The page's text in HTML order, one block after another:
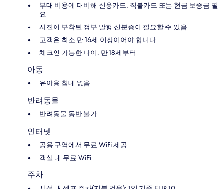
부대 비용에 대비해 신용카드, 직불카드 또는 현금 보증금 필
요
사진이 부착된 정부 발행 신분증이 필요할 수 있음
고객은 최소 만 16세 이상이어야 합니다.
체크인 가능한 나이: 만 18세부터
아동
유아용 침대 없음
반려동물
반려동물 동반 불가
인터넷
공용 구역에서 무료 WiFi 제공
객실 내 무료 WiFi
주차